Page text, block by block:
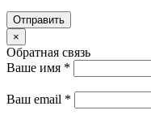
Отправить
×
Обратная связь
Ваше имя *
Ваш email *